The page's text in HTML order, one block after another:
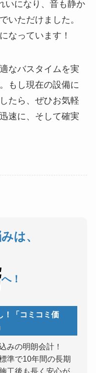
いになり、音も静か
いただけました。
なっています！
なバスタイムを実
もし現在の設備に
たら、ぜひお気軽
速に、そして確実
は、
へ！
！「コミコミ価
みの明朗会計！
準で10年間の長期
工後も長く安心が